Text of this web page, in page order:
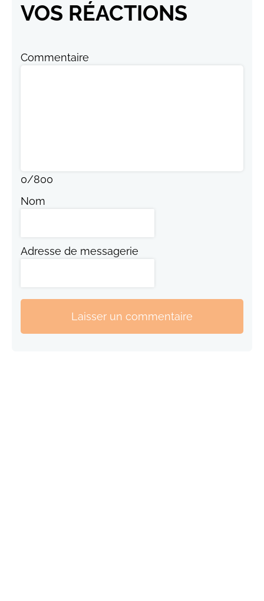
VOS RÉACTIONS
Commentaire
0/800
Nom
Adresse de messagerie
Laisser un commentaire